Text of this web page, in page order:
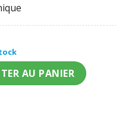
bouclée homme
AU PANIER